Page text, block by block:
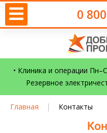
0
• Клиника и операции
Резервное
Главная | Контакты